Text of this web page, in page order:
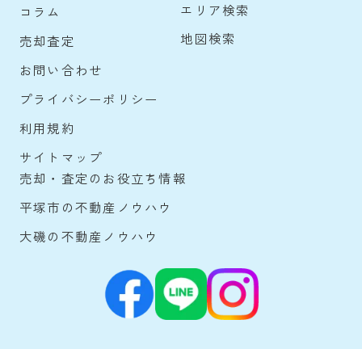
コラム
売却査定
お問い合わせ
プライバシーポリシー
利用規約
サイトマップ
エリア検索
地図検索
売却・査定のお役立ち情報
平塚市の不動産ノウハウ
大磯の不動産ノウハウ